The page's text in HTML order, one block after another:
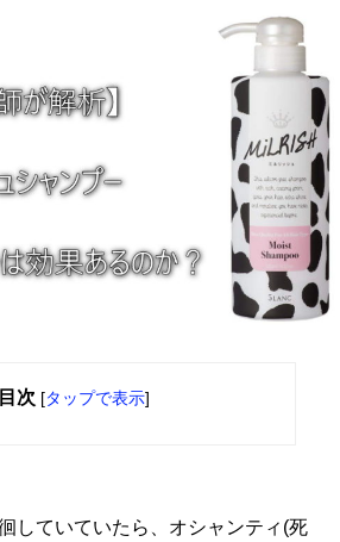
目次 [タップで表示]
していていたら、オシャンティ(死